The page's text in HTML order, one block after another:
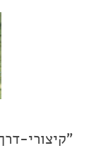
"קיצורי-